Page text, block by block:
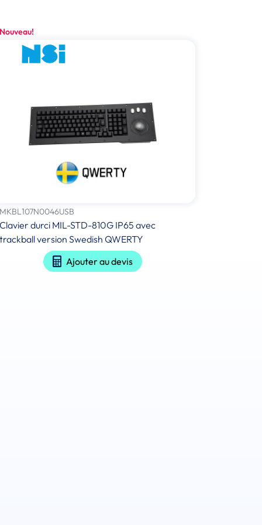
Nouveau!
MKBL107N0046USB
Clavier durci MIL-STD-810G IP65 avec
trackball version Swedish QWERTY
Ajouter au devis